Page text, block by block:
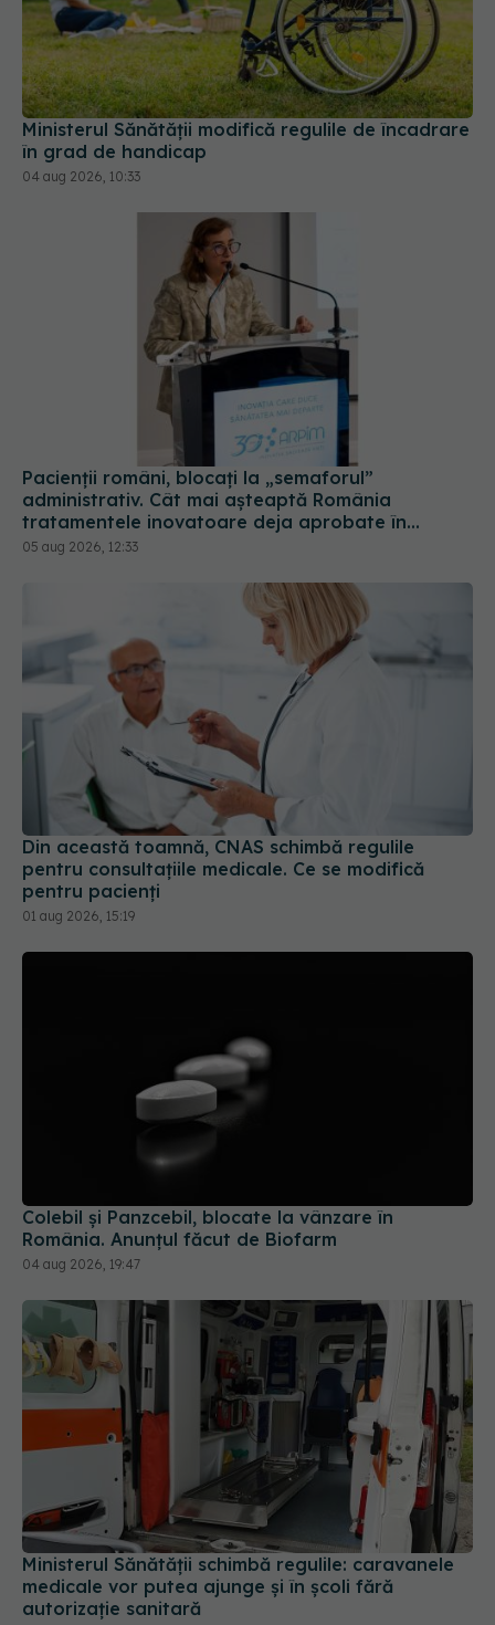
Ministerul Sănătății modifică regulile de încadrare
în grad de handicap
04 aug 2026, 10:33
Pacienții români, blocați la „semaforul”
administrativ. Cât mai așteaptă România
tratamentele inovatoare deja aprobate în
Europa
05 aug 2026, 12:33
Din această toamnă, CNAS schimbă regulile
pentru consultațiile medicale. Ce se modifică
pentru pacienți
01 aug 2026, 15:19
Colebil și Panzcebil, blocate la vânzare în
România. Anunțul făcut de Biofarm
04 aug 2026, 19:47
Ministerul Sănătății schimbă regulile: caravanele
medicale vor putea ajunge și în școli fără
autorizație sanitară